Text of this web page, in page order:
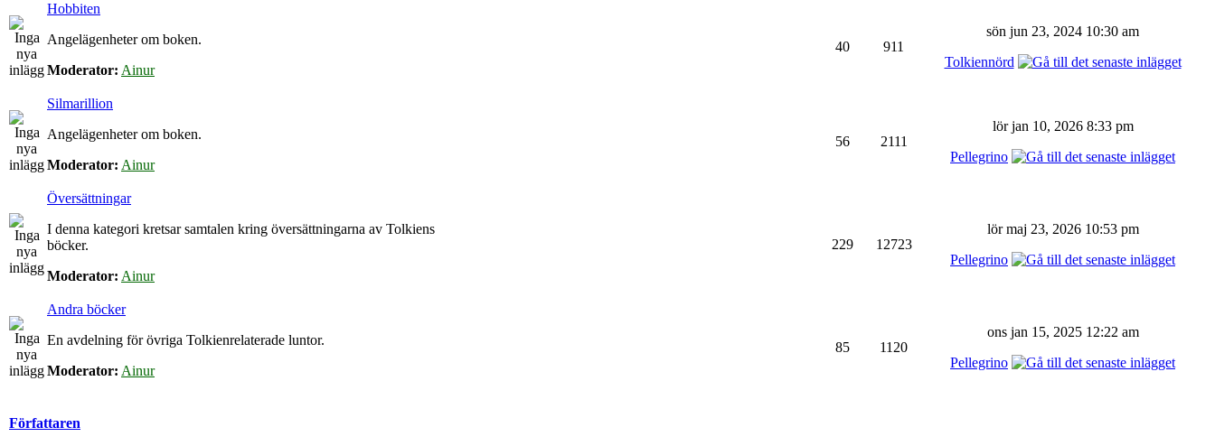
Hobbiten
Angelägenheter om boken.
Moderator: Ainur
40 911
sön jun 23, 2024 10:30 am
Tolkiennörd
Silmarillion
Angelägenheter om boken.
Moderator: Ainur
56 2111
lör jan 10, 2026 8:33 pm
Pellegrino
Översättningar
I denna kategori kretsar samtalen kring översättningarna av Tolkiens
böcker.
Moderator: Ainur
229 12723
lör maj 23, 2026 10:53 pm
Pellegrino
Andra böcker
En avdelning för övriga Tolkienrelaterade luntor.
Moderator: Ainur
85 1120
ons jan 15, 2025 12:22 am
Pellegrino
Författaren